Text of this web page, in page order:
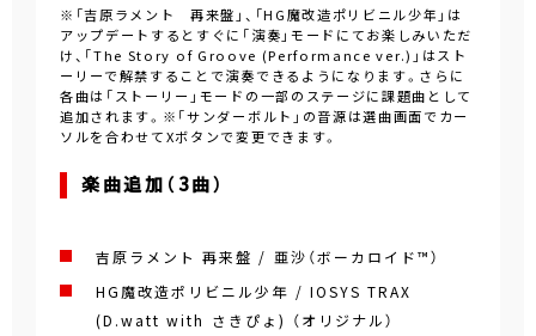
※「吉原ラメント 再来盤」、「HG魔改造ポリビニル少年」は
アップデートするとすぐに「演奏」モードにてお楽しみいただ
け、「The Story of Groove (Performance ver.)」はスト
ーリーで解禁することで演奏できるようになります。さらに
各曲は「ストーリー」モードの一部のステージに課題曲として
追加されます。※「サンダーボルト」の音源は選曲画面でカー
ソルを合わせてXボタンで変更できます。
楽曲追加（3曲）
吉原ラメント 再来盤 / 亜沙（ボーカロイド™）
HG魔改造ポリビニル少年 / IOSYS TRAX
(D.watt with さきぴょ) （オリジナル）